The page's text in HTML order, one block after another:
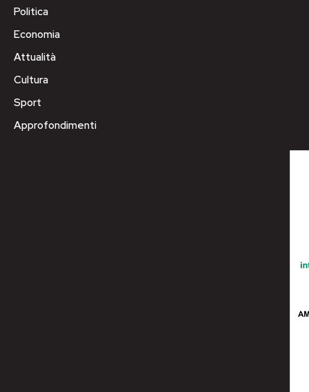
Politica
Economia
Attualità
Cultura
Sport
Approfondimenti